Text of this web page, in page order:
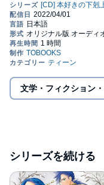
文学・フィクション
シリーズを続ける